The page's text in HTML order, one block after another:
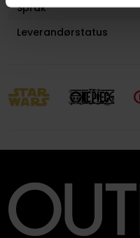
Språk
Leverandørstatus